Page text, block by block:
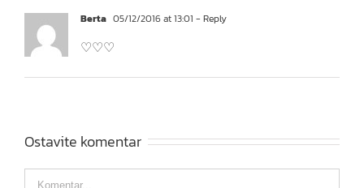
Berta 05/12/2016 at 13:01 - Reply
♡♡♡
Ostavite komentar
Comment